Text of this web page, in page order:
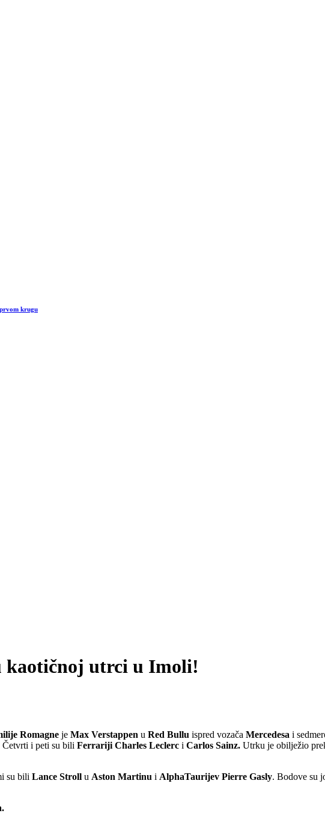
krugu
kaotičnoj utrci u Imoli!
Romagne je Max Verstappen u Red Bullu ispred vozača Mercedesa i
Četvrti i peti su bili Ferrariji Charles Leclerc i Carlos Sainz. Utrku je obilježio
su bili Lance Stroll u Aston Martinu i AlphaTaurijev Pierre Gasly. Bodove su